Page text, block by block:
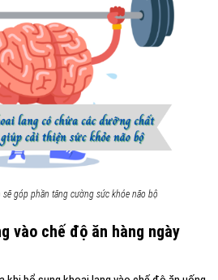
góp phần tăng cường sức khỏe não bộ
vào chế độ ăn hàng ngày